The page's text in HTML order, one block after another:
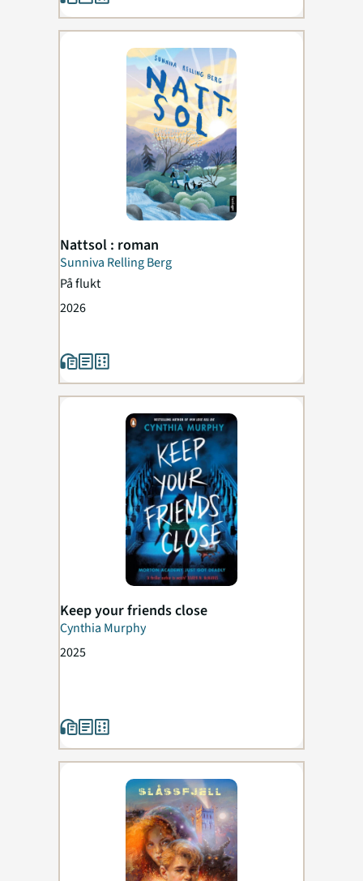
Nattsol : roman
Sunniva Relling Berg
På flukt
2026
Keep your friends close
Cynthia Murphy
2025